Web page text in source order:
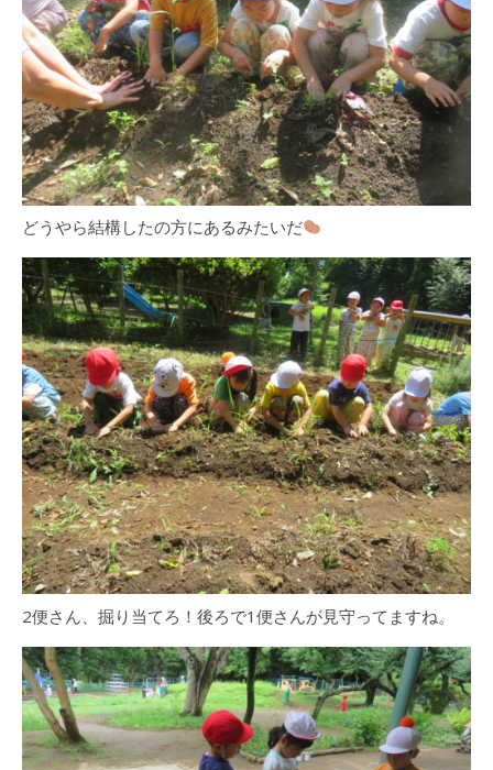
どうやら結構したの方にあるみたいだ
2便さん、掘り当てろ！後ろで1便さんが見守ってますね。